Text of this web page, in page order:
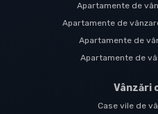
Apartamente de
Apartamente de
Apartamente de
Apartamente de
Vânzări
Case vile de